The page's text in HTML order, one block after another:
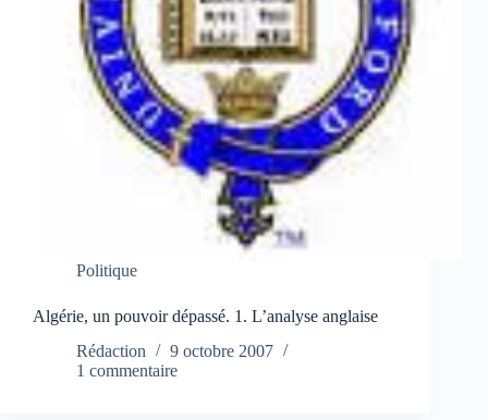
Politique
Algérie, un pouvoir dépassé. 1. L’analyse anglaise
Rédaction
9 octobre 2007
1 commentaire